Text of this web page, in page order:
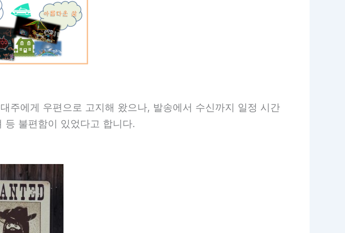
주에게 우편으로 고지해 왔으나, 발송에서 수신까지 일정 시간
불편함이 있었다고 합니다.